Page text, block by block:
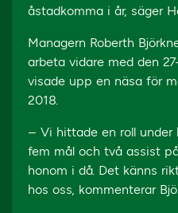
åstadkomma i år, säger
Managern Roberth
arbeta vidare med den
visade upp en näsa för
2018.
– Vi hittade en roll under
fem mål och två assist
honom i då. Det känns
hos oss, kommenterar